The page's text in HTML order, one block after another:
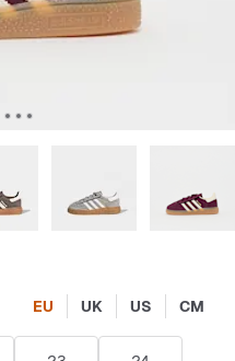
EU UK US CM